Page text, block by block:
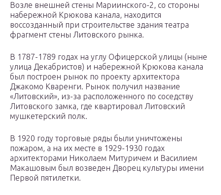
Возле внешней стены Мариинского-2, со стороны
набережной Крюкова канала, находится
воссозданный при строительстве здания театра
фрагмент стены Литовского рынка.
В 1787-1789 годах на углу Офицерской улицы (ныне
улица Декабристов) и набережной Крюкова канала
был построен рынок по проекту архитектора
Джакомо Кваренги. Рынок получил название
«Литовский», из-за расположенного по соседству
Литовского замка, где квартировал Литовский
мушкетерский полк.
В 1920 году торговые ряды были уничтожены
пожаром, а на их месте в 1929-1930 годах
архитекторами Николаем Митуричем и Василием
Макашовым был возведен Дворец культуры имени
Первой пятилетки.